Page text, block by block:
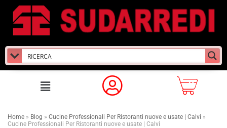
Home » Blog » Cucine Professionali Per Ristoranti nuove e usate | Calvi »
Cucine Professionali Per Ristoranti nuove e usate | Calvi